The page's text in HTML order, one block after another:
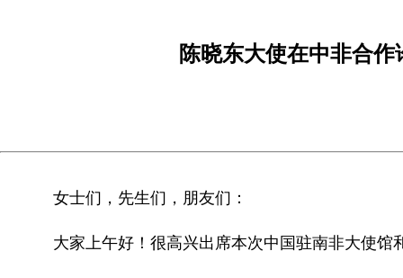
陈晓东大使在中非合
女士们，先生们，朋友们：
大家上午好！很高兴出席本次中国驻南非大使